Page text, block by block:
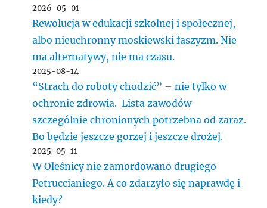
2026-05-01
Rewolucja w edukacji szkolnej i społecznej,
albo nieuchronny moskiewski faszyzm. Nie
ma alternatywy, nie ma czasu.
2025-08-14
“Strach do roboty chodzić” – nie tylko w
ochronie zdrowia. Lista zawodów
szczególnie chronionych potrzebna od zaraz.
Bo będzie jeszcze gorzej i jeszcze drożej.
2025-05-11
W Oleśnicy nie zamordowano drugiego
Petruccianiego. A co zdarzyło się naprawdę i
kiedy?